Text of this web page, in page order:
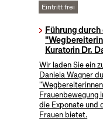
Eintritt frei
Führung
Kuratorin Dr.
Wir laden Sie ein
Daniela Wagner
Frauenbewegung
die Exponate und
Frauen bietet.